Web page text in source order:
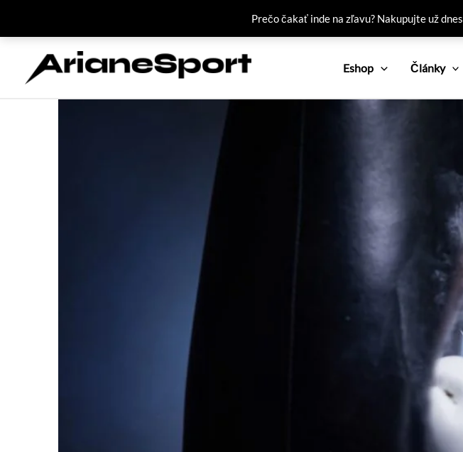
Prečo čakať inde na zľavu? Nakupujte už dnes
Eshop Články